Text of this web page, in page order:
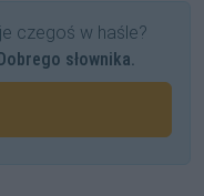
czegoś w haśle?
słownika.